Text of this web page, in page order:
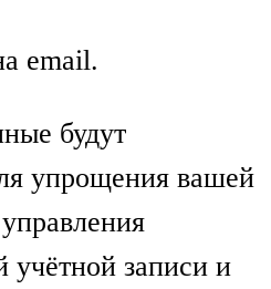
email.
будут
упрощения вашей
учётной записи и